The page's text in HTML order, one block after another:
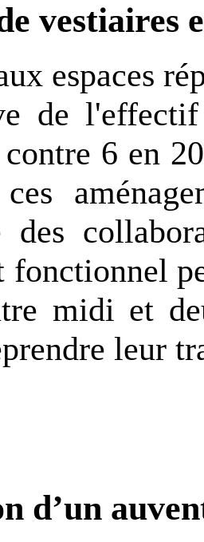
vestiaires
espaces
del'effectif
contre 6 en
des
fonctionnel
midi et
leur
d’un